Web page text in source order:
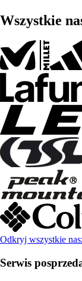
Wszystkie
Odkryj wszystkie
Serwis